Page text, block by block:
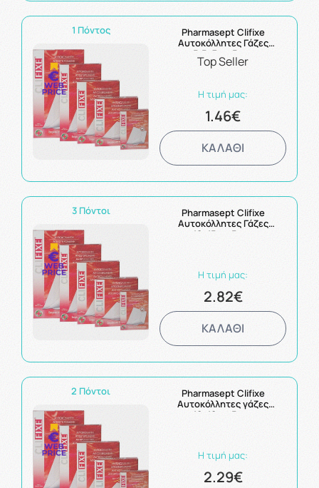
1 Πόντος
Pharmasept Clifixe
Αυτοκόλλητες Γάζες
5,5x7cm 5τμχ
Top Seller
Η τιμή μας:
1.46€
ΚΑΛΑΘΙ
3 Πόντοι
Pharmasept Clifixe
Αυτοκόλλητες Γάζες
10x15cm 5τμχ
Η τιμή μας:
2.82€
ΚΑΛΑΘΙ
2 Πόντοι
Pharmasept Clifixe
Αυτοκόλλητες γάζες
10x10cm 5τμχ
Η τιμή μας:
2.29€